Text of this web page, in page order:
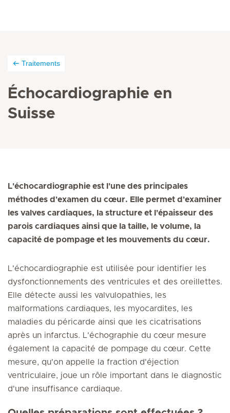
Traitements
Échocardiographie en
Suisse
L'échocardiographie est l'une des principales
méthodes d'examen du cœur. Elle permet d'examiner
les valves cardiaques, la structure et l'épaisseur des
parois cardiaques ainsi que la taille, le volume, la
capacité de pompage et les mouvements du cœur.
L'échocardiographie est utilisée pour identifier les
dysfonctionnements des ventricules et des oreillettes.
Elle détecte aussi les valvulopathies, les
malformations cardiaques, les myocardites, les
maladies du péricarde ainsi que les cicatrisations
après un infarctus. L'échographie du cœur mesure
également la capacité de pompage du cœur. Cette
mesure, qu'on appelle la fraction d'éjection
ventriculaire, joue un rôle important dans le diagnostic
d'une insuffisance cardiaque.